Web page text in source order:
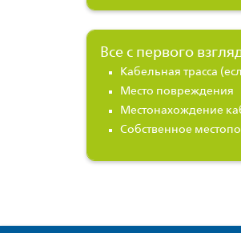
Все с первого
Кабельная трасса
Место повреждения
Местонахождение
Собственное